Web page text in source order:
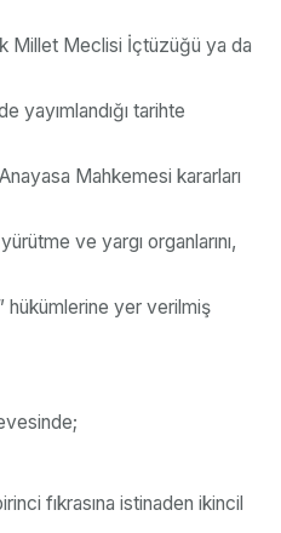
Millet Meclisi İçtüzüğü ya da
yayımlandığı tarihte
Mahkemesi kararları
ve yargı organlarını,
hükümlerine yer verilmiş
fıkrasına istinaden ikincil